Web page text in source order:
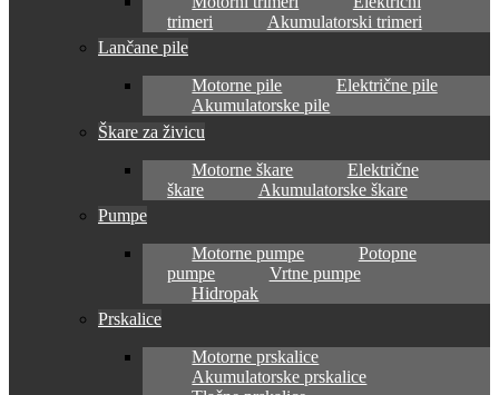
trimeri
Akumulatorski trimeri
Lančane pile
Motorne pile
Električne pile
Akumulatorske pile
Škare za živicu
Motorne škare
Električne
škare
Akumulatorske škare
Pumpe
Motorne pumpe
Potopne
pumpe
Vrtne pumpe
Hidropak
Prskalice
Motorne prskalice
Akumulatorske prskalice